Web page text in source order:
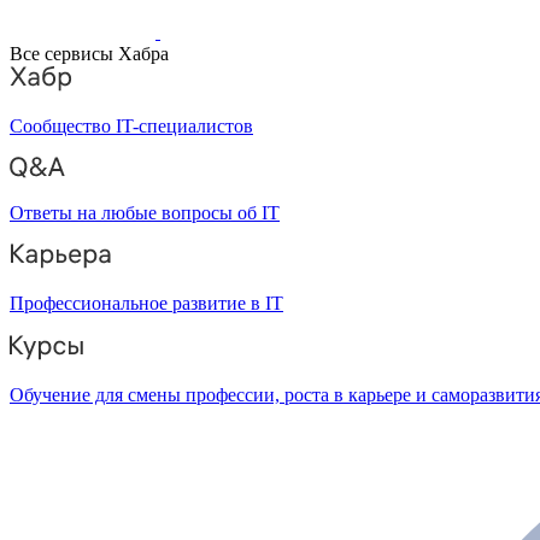
Все сервисы Хабра
Сообщество IT-специалистов
Ответы на любые вопросы об IT
Профессиональное развитие в IT
Обучение для смены профессии, роста в карьере и